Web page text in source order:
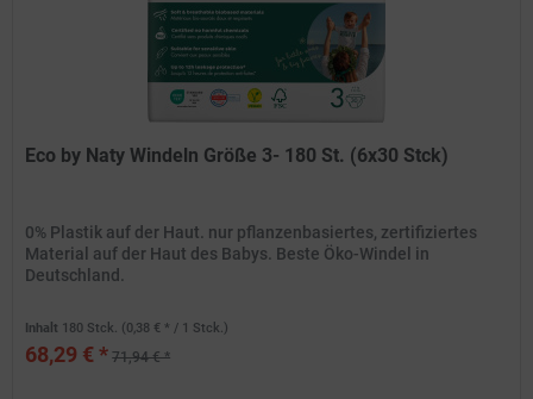
Eco by Naty Windeln Größe 3- 180 St. (6x30 Stck)
0% Plastik auf der Haut. nur pflanzenbasiertes, zertifiziertes
Material auf der Haut des Babys. Beste Öko-Windel in
Deutschland.
Inhalt 180 Stck. (0,38 € * / 1 Stck.)
68,29 € * 71,94 € *